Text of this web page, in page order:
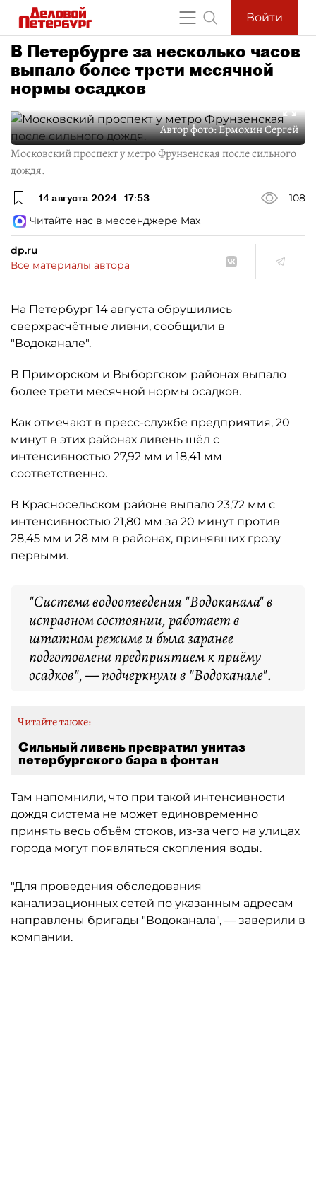
Войти
В Петербурге за несколько часов
выпало более трети месячной
нормы осадков
Автор фото:Ермохин Сергей
Московский проспект у метро Фрунзенская после сильного
дождя.
14 августа 2024 17:53
108
Читайте нас в мессенджере Max
dp.ru
Все материалы автора
На Петербург 14 августа обрушились
сверхрасчётные ливни, сообщили в
"Водоканале".
В Приморском и Выборгском районах выпало
более трети месячной нормы осадков.
Как отмечают в пресс-службе предприятия, 20
минут в этих районах ливень шёл с
интенсивностью 27,92 мм и 18,41 мм
соответственно.
В Красносельском районе выпало 23,72 мм с
интенсивностью 21,80 мм за 20 минут против
28,45 мм и 28 мм в районах, принявших грозу
первыми.
"Система водоотведения "Водоканала" в
исправном состоянии, работает в
штатном режиме и была заранее
подготовлена предприятием к приёму
осадков", — подчеркнули в "Водоканале".
Читайте также:
Сильный ливень превратил унитаз
петербургского бара в фонтан
Там напомнили, что при такой интенсивности
дождя система не может единовременно
принять весь объём стоков, из-за чего на улицах
города могут появляться скопления воды.
"Для проведения обследования
канализационных сетей по указанным адресам
направлены бригады "Водоканала", — заверили в
компании.